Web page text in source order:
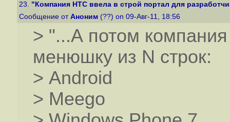
23. "Компания HTC ввела в строй портал для
Сообщение от Аноним (??) on 09-Авг-11, 18:56
> "...А потом компания
менюшку из N строк:
> Android
> Meego